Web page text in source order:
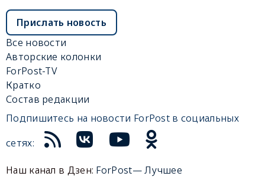
Прислать новость
Все новости
Авторские колонки
ForPost-TV
Кратко
Состав редакции
Подпишитесь на новости ForPost в социальных
сетях:
Наш канал в Дзен: ForPost— Лучшее